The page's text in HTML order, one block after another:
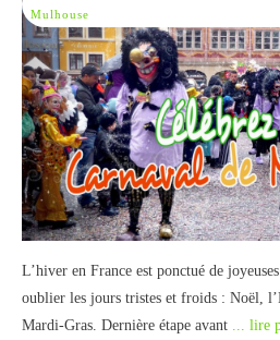
Mulhouse
L’hiver en France est ponctué de
oublier les jours tristes et froids : Noël,
Mardi-Gras. Dernière étape avant ... lire